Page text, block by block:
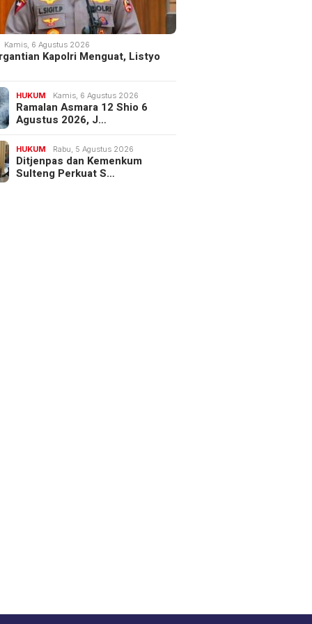
Kamis, 6 Agustus 2026
Kapolri Menguat, Listyo
HUKUM Kamis, 6 Agustus 2026
Ramalan Asmara 12 Shio 6
Agustus 2026, J…
HUKUM Rabu, 5 Agustus 2026
Ditjenpas dan Kemenkum
Sulteng Perkuat S…